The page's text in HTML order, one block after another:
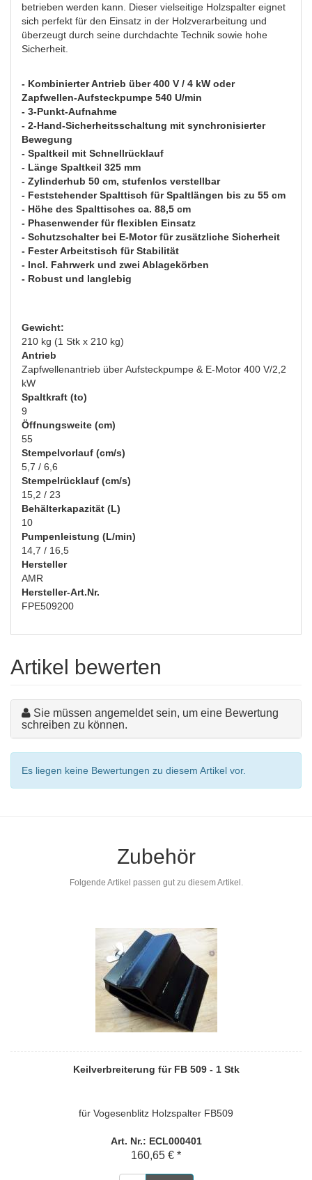
betrieben werden kann. Dieser vielseitige Holzspalter eignet
sich perfekt für den Einsatz in der Holzverarbeitung und
überzeugt durch seine durchdachte Technik sowie hohe
Sicherheit.
- Kombinierter Antrieb über 400 V / 4 kW oder
Zapfwellen-Aufsteckpumpe 540 U/min
- 3-Punkt-Aufnahme
- 2-Hand-Sicherheitsschaltung mit synchronisierter
Bewegung
- Spaltkeil mit Schnellrücklauf
- Länge Spaltkeil 325 mm
- Zylinderhub 50 cm, stufenlos verstellbar
- Feststehender Spalttisch für Spaltlängen bis zu 55 cm
- Höhe des Spalttisches ca. 88,5 cm
- Phasenwender für flexiblen Einsatz
- Schutzschalter bei E-Motor für zusätzliche Sicherheit
- Fester Arbeitstisch für Stabilität
- Incl. Fahrwerk und zwei Ablagekörben
- Robust und langlebig
Gewicht:
210 kg (1 Stk x 210 kg)
Antrieb
Zapfwellenantrieb über Aufsteckpumpe & E-Motor 400 V/2,2
kW
Spaltkraft (to)
9
Öffnungsweite (cm)
55
Stempelvorlauf (cm/s)
5,7 / 6,6
Stempelrücklauf (cm/s)
15,2 / 23
Behälterkapazität (L)
10
Pumpenleistung (L/min)
14,7 / 16,5
Hersteller
AMR
Hersteller-Art.Nr.
FPE509200
Artikel bewerten
Sie müssen angemeldet sein, um eine Bewertung
schreiben zu können.
Es liegen keine Bewertungen zu diesem Artikel vor.
Zubehör
Folgende Artikel passen gut zu diesem Artikel.
Keilverbreiterung für FB 509 - 1 Stk
für Vogesenblitz Holzspalter FB509
Art. Nr.: ECL000401
160,65 € *